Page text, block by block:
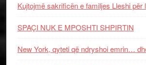
Kujtojmë sakrificën e familjes Lleshi për
SPAÇI NUK E MPOSHTI SHPIRTIN
New York, qyteti që ndryshoi emrin…